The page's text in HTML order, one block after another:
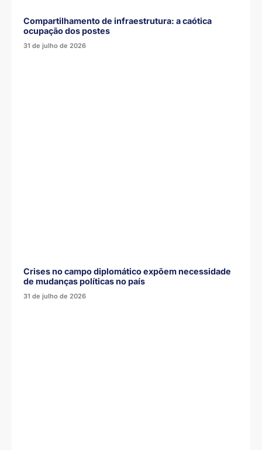
Compartilhamento de infraestrutura: a caótica
ocupação dos postes
31 de julho de 2026
Crises no campo diplomático expõem necessidade
de mudanças políticas no país
31 de julho de 2026